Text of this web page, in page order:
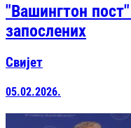
"Вашингтон
запослених
Свијет
05.02.2026.